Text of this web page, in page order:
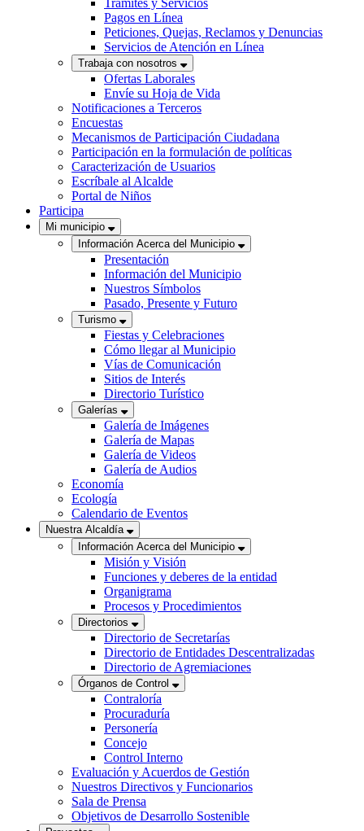
Trámites y Servicios
Pagos en Línea
Peticiones, Quejas, Reclamos y Denuncias
Servicios de Atención en Línea
Trabaja con nosotros
Ofertas Laborales
Envíe su Hoja de Vida
Notificaciones a Terceros
Encuestas
Mecanismos de Participación Ciudadana
Participación en la formulación de políticas
Caracterización de Usuarios
Escríbale al Alcalde
Portal de Niños
Participa
Mi municipio
Información Acerca del Municipio
Presentación
Información del Municipio
Nuestros Símbolos
Pasado, Presente y Futuro
Turismo
Fiestas y Celebraciones
Cómo llegar al Municipio
Vías de Comunicación
Sitios de Interés
Directorio Turístico
Galerías
Galería de Imágenes
Galería de Mapas
Galería de Videos
Galería de Audios
Economía
Ecología
Calendario de Eventos
Nuestra Alcaldía
Información Acerca del Municipio
Misión y Visión
Funciones y deberes de la entidad
Organigrama
Procesos y Procedimientos
Directorios
Directorio de Secretarías
Directorio de Entidades Descentralizadas
Directorio de Agremiaciones
Órganos de Control
Contraloría
Procuraduría
Personería
Concejo
Control Interno
Evaluación y Acuerdos de Gestión
Nuestros Directivos y Funcionarios
Sala de Prensa
Objetivos de Desarrollo Sostenible